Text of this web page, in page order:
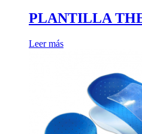
PLANTILLA
Leer más